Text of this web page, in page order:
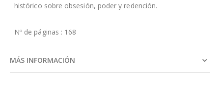
histórico sobre obsesión, poder y redención.
Nº de páginas : 168
MÁS INFORMACIÓN